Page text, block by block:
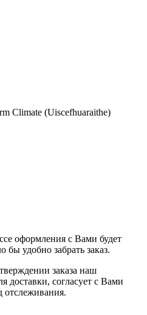
Climate (Uiscefhuaraithe)
оформления с Вами будет
бы удобно забрать заказ.
заказа наш
доставки, согласует с Вами
отслеживания.